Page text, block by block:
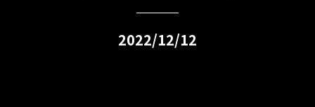
2022/12/12